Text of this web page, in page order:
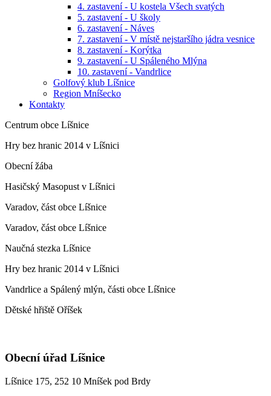
4. zastavení - U kostela Všech svatých
5. zastavení - U školy
6. zastavení - Náves
7. zastavení - V místě nejstaršího jádra vesnice
8. zastavení - Korýtka
9. zastavení - U Spáleného Mlýna
10. zastavení - Vandrlice
Golfový klub Líšnice
Region Mníšecko
Kontakty
Centrum obce Líšnice
Hry bez hranic 2014 v Líšnici
Obecní žába
Hasičský Masopust v Líšnici
Varadov, část obce Líšnice
Varadov, část obce Líšnice
Naučná stezka Líšnice
Hry bez hranic 2014 v Líšnici
Vandrlice a Spálený mlýn, části obce Líšnice
Dětské hřiště Oříšek
Obecní úřad Líšnice
Líšnice 175, 252 10 Mníšek pod Brdy